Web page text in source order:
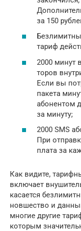
за ­150
тариф
2000 минут
торов
Если вы
пакета
абонентом
за минуту;
2000 SMS
При
плата за
Как видите,
включает
касается
новшество и
многие другие
которым